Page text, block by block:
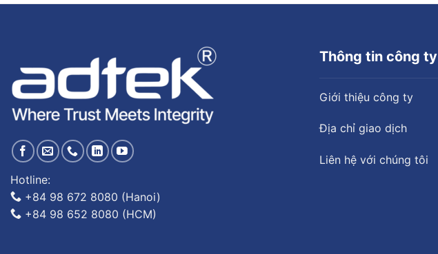
Hotline:
+84 98 672 8080 (Hanoi)
+84 98 652 8080 (HCM)
Thông tin công ty
Giới thiệu công ty
Địa chỉ giao dịch
Liên hệ với chúng tôi